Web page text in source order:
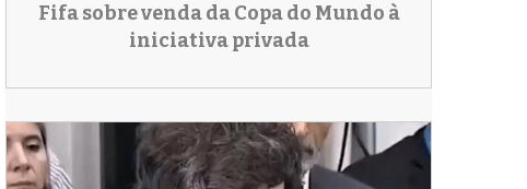
Fifa sobre venda da Copa do Mundo à
iniciativa privada